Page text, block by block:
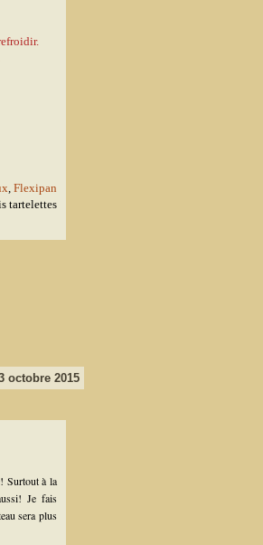
, Flexipan
tartelettes
octobre 2015
Surtout à la
Je fais
sera plus